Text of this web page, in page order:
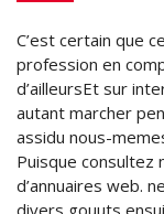
C’est certain que
profession en
d’ailleursEt sur
autant marcher
assidu nous-
Puisque
d’annuaires web.
divers gouuts